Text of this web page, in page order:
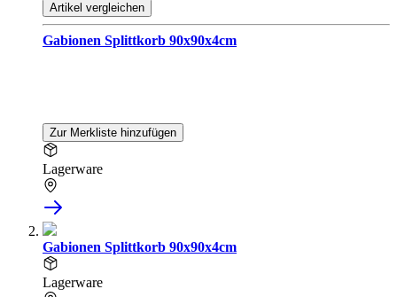
Artikel vergleichen
Gabionen Splittkorb 90x90x4cm
Zur Merkliste hinzufügen
Lagerware
Gabionen Splittkorb 90x90x4cm
Lagerware